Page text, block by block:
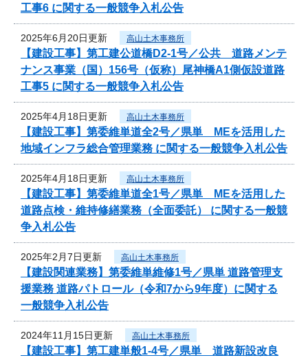
工事6 に関する一般競争入札公告
2025年6月20日更新 高山土木事務所
【建設工事】第工建公道橋D2-1号／公共 道路メンテ
ナンス事業（国）156号（仮称）尾神橋A1側仮設道路
工事5 に関する一般競争入札公告
2025年4月18日更新 高山土木事務所
【建設工事】第委維単道全2号／県単 MEを活用した
地域インフラ総合管理業務 に関する一般競争入札公告
2025年4月18日更新 高山土木事務所
【建設工事】第委維単道全1号／県単 MEを活用した
道路点検・維持修繕業務（全面委託） に関する一般競
争入札公告
2025年2月7日更新 高山土木事務所
【建設関連業務】第委維単維修1号／県単 道路管理支
援業務 道路パトロール（令和7から9年度）に関する
一般競争入札公告
2024年11月15日更新 高山土木事務所
【建設工事】第工建単般1-4号／県単 道路新設改良